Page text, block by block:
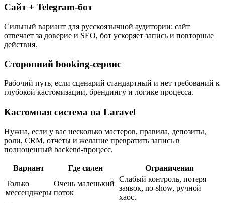
Сайт + Telegram-бот
Сильный вариант для русскоязычной аудитории: сайт
отвечает за доверие и SEO, бот ускоряет запись и повторные
действия.
Сторонний booking-сервис
Рабочий путь, если сценарий стандартный и нет требований к
глубокой кастомизации, брендингу и логике процесса.
Кастомная система на Laravel
Нужна, если у вас несколько мастеров, правила, депозиты,
роли, CRM, отчеты и желание превратить запись в
полноценный backend-процесс.
Вариант Где силен
Ограничения
Только
мессенджеры
Очень маленький
поток
Слабый контроль, потеря
заявок, no-show, ручной
хаос.